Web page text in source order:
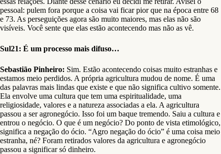
pessoal: pulem fora porque a coisa vai ficar pior que na época entre 68
e 73. As perseguições agora são muito maiores, mas elas não são
visíveis. Você sente que elas estão acontecendo mas não as vê.
Sul21: É um processo mais difuso…
Sebastião Pinheiro: Sim. Estão acontecendo coisas muito estranhas e
estamos meio perdidos. A própria agricultura mudou de nome. É uma
das palavras mais lindas que existe e que não significa cultivo somente.
Ela envolve uma cultura que tem uma espiritualidade, uma
religiosidade, valores e a natureza associadas a ela. A agricultura
passou a ser agronegócio. Isso foi um baque tremendo. Saiu a cultura e
entrou o negócio. O que é um negócio? Do ponto de vista etimológico,
significa a negação do ócio. “Agro negação do ócio” é uma coisa meio
estranha, né? Foram retirados valores da agricultura e agronegócio
passou a significar só dinheiro.